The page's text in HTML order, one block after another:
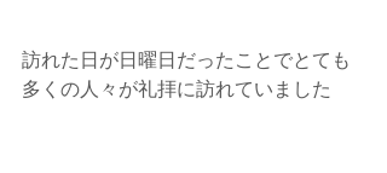
訪れた日が日曜日だったことでとても
多くの人々が礼拝に訪れていました